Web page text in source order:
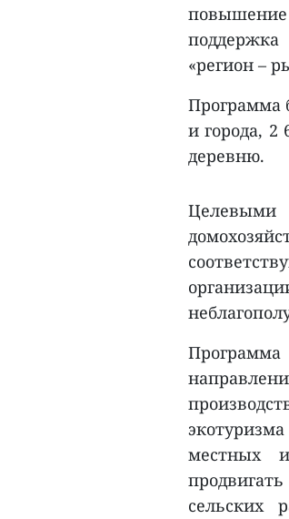
повышение
«регион –
Программа
и города, 2
деревню.
Целевыми
местных
сельских